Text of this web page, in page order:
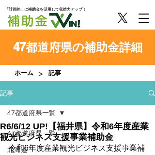
「計画的」に補助金を活用して収益力アップ！
47都道府県の補助金詳細
ホーム > 記事
記事
47都道府県一覧
北海道
47都道府県一覧
R6/6/12 UP!【福井県】令和6年度産業
観光ビジネス支援事業補助金
令和6年度産業観光ビジネス支援事業補